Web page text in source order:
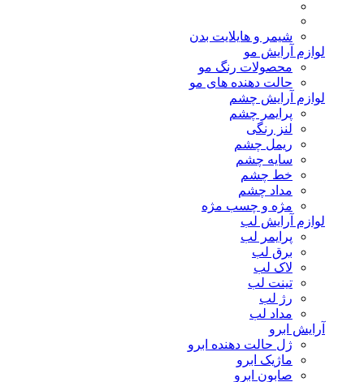
شیمر و هایلایت بدن
لوازم آرایش مو
محصولات رنگ مو
حالت دهنده های مو
لوازم آرایش چشم
پرایمر چشم
لنز رنگی
ریمل چشم
سایه چشم
خط چشم
مداد چشم
مژه و چسب مژه
لوازم آرایش لب
پرایمر لب
برق لب
لاک لب
تینت لب
رژ لب
مداد لب
آرایش ابرو
ژل حالت دهنده ابرو
ماژیک ابرو
صابون ابرو